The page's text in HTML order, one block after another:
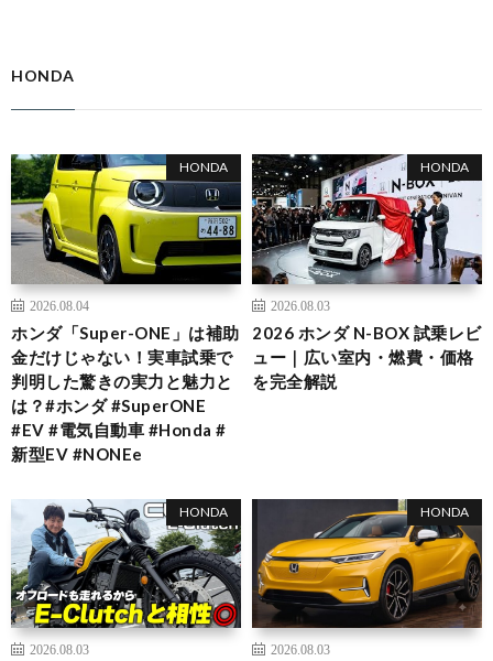
HONDA
HONDA
2026.08.04
ホンダ「Super-ONE」は補助
金だけじゃない！実車試乗で
判明した驚きの実力と魅力と
は？#ホンダ #SuperONE
#EV #電気自動車 #Honda #
新型EV #NONEe
HONDA
2026.08.03
2026 ホンダ N-BOX 試乗レビ
ュー｜広い室内・燃費・価格
を完全解説
HONDA
2026.08.03
HONDA
2026.08.03